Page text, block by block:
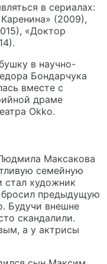
в сериалах:
(2009),
«Доктор
в научно-
Бондарчука
вместе с
драме
Okko.
Максакова
семейную
художник
предыдущую
Будучи внешне
скандалили.
а у актрисы